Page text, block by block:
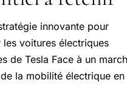
innovante pour
les voitures électriques
de Tesla Face à un
la mobilité électrique en